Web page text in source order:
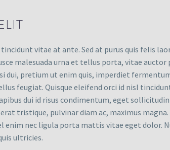
vitae at ante. Sed at purus quis felis
malesuada urna et tellus porta, vitae
dui, pretium ut enim quis, imperdiet
feugiat. Quisque eleifend orci id nisl
dui id risus condimentum, eget
tristique, pulvinar diam ac, maximus
enim nec ligula porta mattis vitae eget dolor.
ultricies.